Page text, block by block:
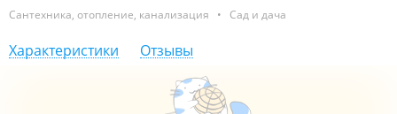
Сантехника, отопление, канализация • Сад и дача
Характеристики Отзывы